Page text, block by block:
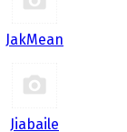
JakMean
Jiabaile